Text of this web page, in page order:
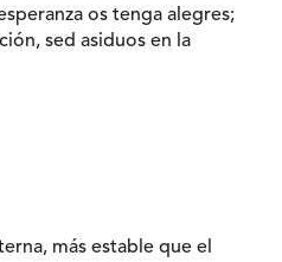
os tenga alegres;
sed asiduos en la
más estable que el